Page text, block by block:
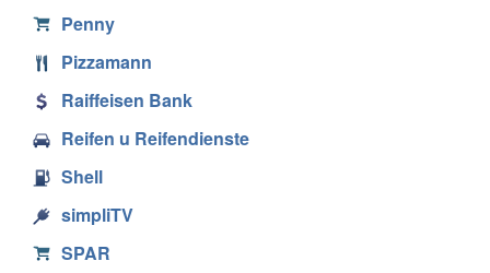
Penny
Pizzamann
Raiffeisen Bank
Reifen u Reifendienste
Shell
simpliTV
SPAR